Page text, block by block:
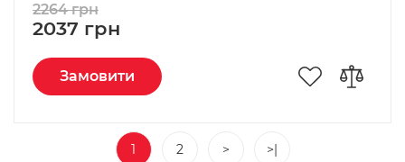
2037 грн
2264 грн
Замовити
1 2 > >|